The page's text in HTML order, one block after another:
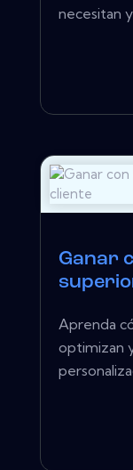
necesitan y
Ganar
Aprenda
optimizan